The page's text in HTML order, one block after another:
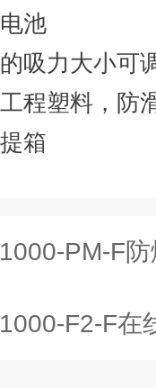
池
吸力大小可
程塑料，防
箱
PM-F防爆
F2-F在